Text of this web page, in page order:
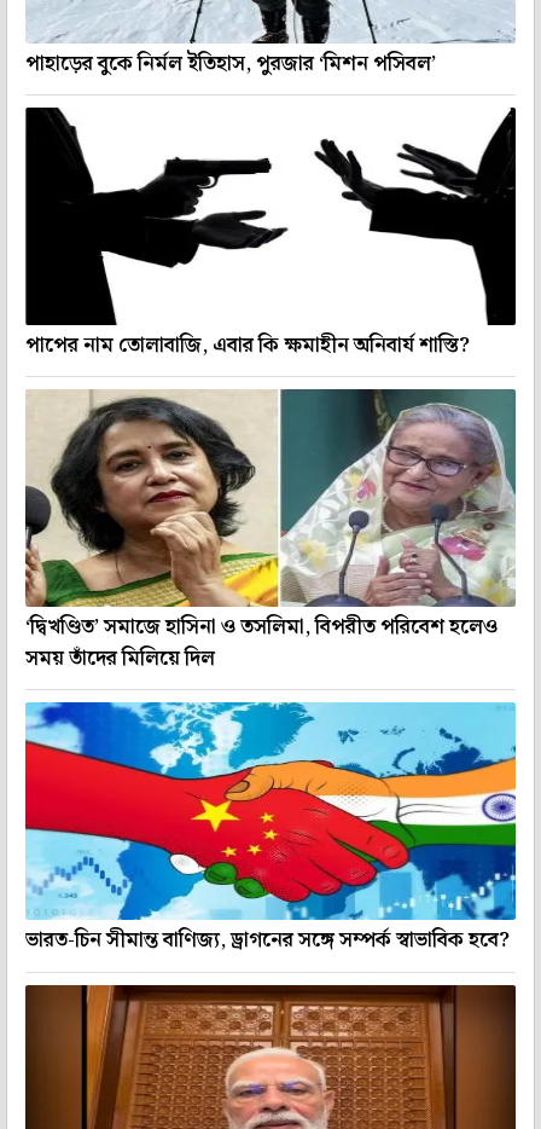
পাহাড়ের বুকে নির্মল ইতিহাস, পুরজার ‘মিশন পসিবল’
পাপের নাম তোলাবাজি, এবার কি ক্ষমাহীন অনিবার্য শাস্তি?
‘দ্বিখণ্ডিত’ সমাজে হাসিনা ও তসলিমা, বিপরীত পরিবেশ হলেও
সময় তাঁদের মিলিয়ে দিল
ভারত-চিন সীমান্ত বাণিজ্য, ড্রাগনের সঙ্গে সম্পর্ক স্বাভাবিক হবে?